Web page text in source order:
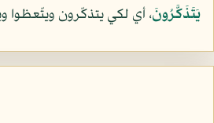
يَتَذَكَّرُونَ، أي لكي يتذكّرون ويتّعظوا